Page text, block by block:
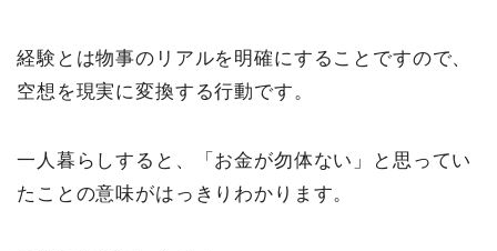
経験とは物事のリアルを明確にすることですので、
空想を現実に変換する行動です。
一人暮らしすると、「お金が勿体ない」と思ってい
たことの意味がはっきりわかります。